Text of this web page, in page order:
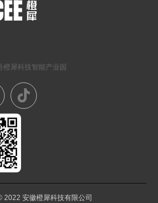
橙犀科技智能产业园
2022 安徽橙犀科技有限公司